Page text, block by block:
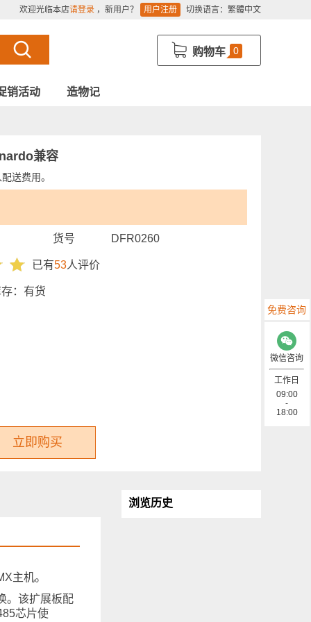
欢迎光临本店请登录 ，新用户？ 用户注册 切换语言： 繁體中文
购物车 0
销活动 造物记
兼容
送费用。
货号 DFR0260
已有53人评价
： 有货
立即购买
主机。
。该扩展板配
芯片使
浏览历史
免费咨询
微信咨询
工作日
09:00
-
18:00